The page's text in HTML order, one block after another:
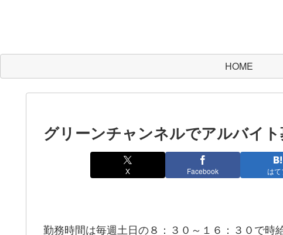
HOME
グリーンチャンネルでアルバイ
X Facebook はて
勤務時間は毎週土日の８：３０～１６：３０で時